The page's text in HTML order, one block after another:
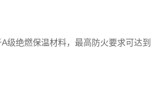
绝燃保温材料，最高防火要求可达到